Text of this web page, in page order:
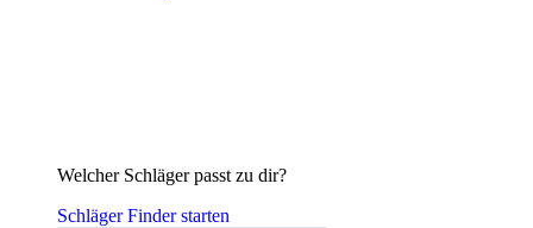
Welcher Schläger passt zu dir?
Schläger Finder starten